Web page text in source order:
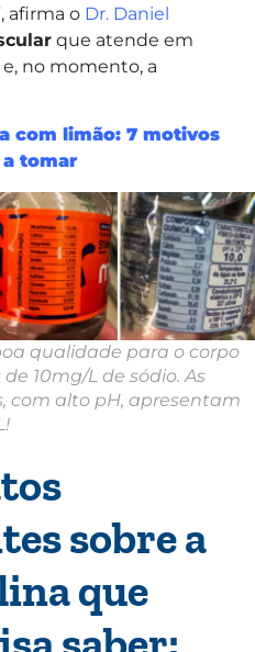
afirma o Dr. Daniel
que atende em
e, no momento, a
com limão: 7 motivos
tomar
qualidade para o corpo
10mg/L de sódio. As
com alto pH, apresentam
sobre a
que